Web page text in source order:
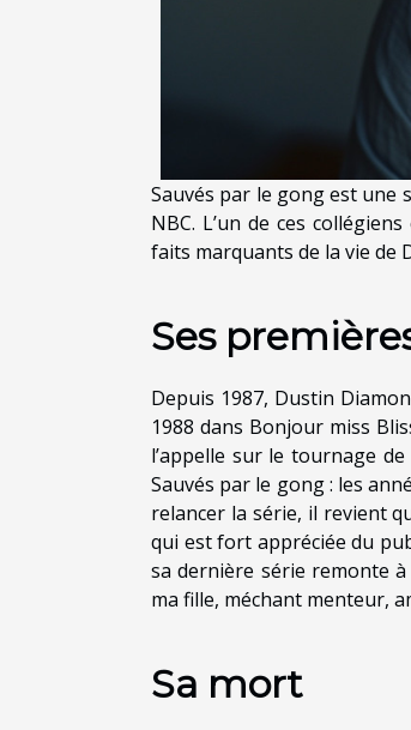
Sauvés par le gong est une
NBC. L’un de ces
faits marquants de la vie de
Ses
Depuis 1987, Dustin
1988 dans Bonjour miss
l’appelle sur le tournage
Sauvés par le gong : les
relancer la série, il revient
qui est fort appréciée du
sa dernière série remonte
ma fille, méchant menteur,
Sa mort